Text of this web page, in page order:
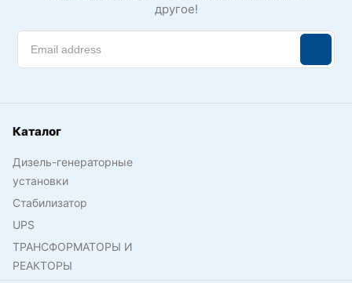
другое!
Каталог
Дизель-генераторные
установки
Стабилизатор
UPS
ТРАНСФОРМАТОРЫ И
РЕАКТОРЫ